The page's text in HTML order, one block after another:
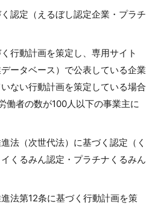
認定（えるぼし認定企業・プラチ
行動計画を策定し、専用サイト
データベース）で公表している企業
いない行動計画を策定している場合
働者の数が100人以下の事業主に
法（次世代法）に基づく認定（く
くるみん認定・プラチナくるみん
法第12条に基づく行動計画を策